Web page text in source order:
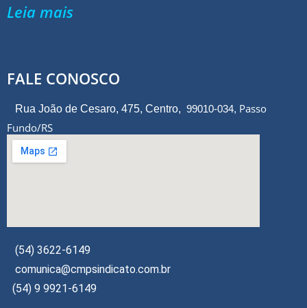
Leia mais
FALE CONOSCO
Rua João de Cesaro, 475, Centro, 99010-034, Passo
Fundo/RS
(54) 3622-6149
comunica@cmpsindicato.com.br
(54) 9 9921-6149